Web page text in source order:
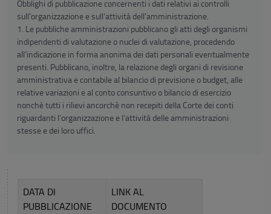
Obblighi di pubblicazione concernenti i dati relativi ai controlli
sull’organizzazione e sull’attività dell’amministrazione.
1. Le pubbliche amministrazioni pubblicano gli atti degli organismi
indipendenti di valutazione o nuclei di valutazione, procedendo
all’indicazione in forma anonima dei dati personali eventualmente
presenti. Pubblicano, inoltre, la relazione degli organi di revisione
amministrativa e contabile al bilancio di previsione o budget, alle
relative variazioni e al conto consuntivo o bilancio di esercizio
nonchè tutti i rilievi ancorchè non recepiti della Corte dei conti
riguardanti l’organizzazione e l’attività delle amministrazioni
stesse e dei loro uffici.
DATA DI
PUBBLICAZIONE
LINK AL
DOCUMENTO